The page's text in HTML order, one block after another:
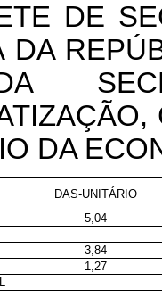
DE
DA
DA
DAS-UNITÁRIO
5,04
3,84
1,27